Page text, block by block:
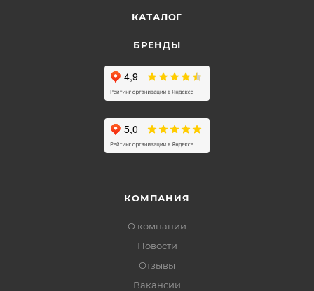
КАТАЛОГ
БРЕНДЫ
КОМПАНИЯ
О компании
Новости
Отзывы
Вакансии